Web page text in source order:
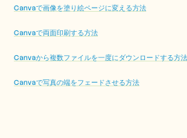
Canvaで画像を塗り絵ページに変える方法
Canvaで両面印刷する方法
Canvaから複数ファイルを一度にダウンロードする方法
Canvaで写真の端をフェードさせる方法